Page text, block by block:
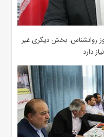
روانشناس: بخش دیگری غیر
دارد